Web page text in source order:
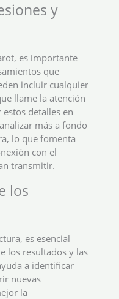
y
es importante
que
incluir cualquier
llame la atención
detalles en
más a fondo
lo que fomenta
con el
transmitir.
los
es esencial
los resultados y las
a identificar
nuevas
la